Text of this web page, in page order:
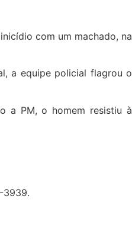
com um machado, na
a equipe policial flagrou o
a PM, o homem resistiu à
3939.